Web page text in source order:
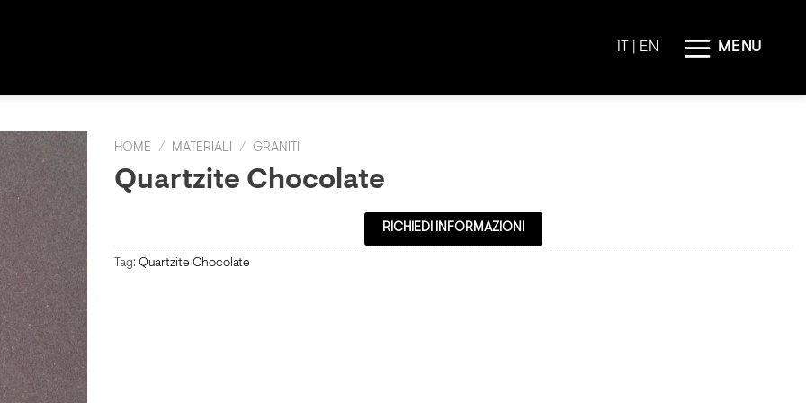
IT | EN MENU
HOME / MATERIALI / GRANITI
Quartzite Chocolate
RICHIEDI INFORMAZIONI
Tag: Quartzite Chocolate